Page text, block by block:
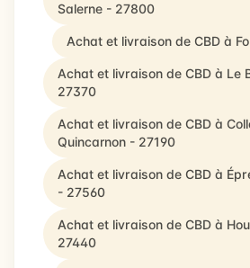
Salerne - 27800
Achat et livraison de CBD à
Achat et livraison de CBD à Le
27370
Achat et livraison de CBD à
Quincarnon - 27190
Achat et livraison de CBD à
- 27560
Achat et livraison de CBD à
27440